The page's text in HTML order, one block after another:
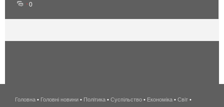
0
беспроводной
Головна • Головні новини • Політика • Суспільство • Економіка • Світ •